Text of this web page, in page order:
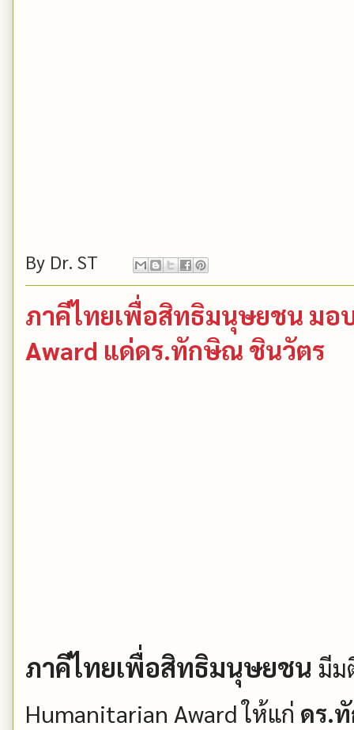
By Dr. ST
ภาคีไทยเพื่อสิทธิมนุษยชน มอ
Award แด่ดร.ทักษิณ ชินวัตร
ภาคีไทยเพื่อสิทธิมนุษยชน มีม
Humanitarian Award ให้แก่ ดร.